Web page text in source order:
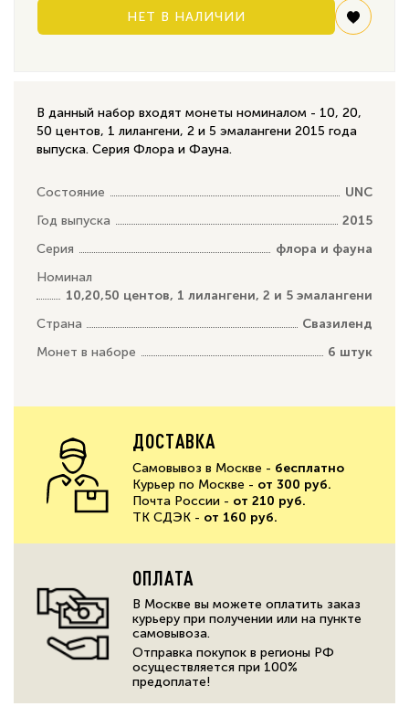
НЕТ В НАЛИЧИИ
В данный набор входят монеты номиналом - 10, 20,
50 центов, 1 лилангени, 2 и 5 эмалангени 2015 года
выпуска. Серия Флора и Фауна.
Состояние
UNC
Год выпуска
2015
Серия
флора и фауна
Номинал
10,20,50 центов, 1 лилангени, 2 и 5 эмалангени
Страна
Свазиленд
Монет в наборе
6 штук
ДОСТАВКА
Самовывоз в Москве - бесплатно
Курьер по Москве - от 300 руб.
Почта России - от 210 руб.
ТК СДЭК - от 160 руб.
ОПЛАТА
В Москве вы можете оплатить заказ
курьеру при получении или на пункте
самовывоза.
Отправка покупок в регионы РФ
осуществляется при 100%
предоплате!